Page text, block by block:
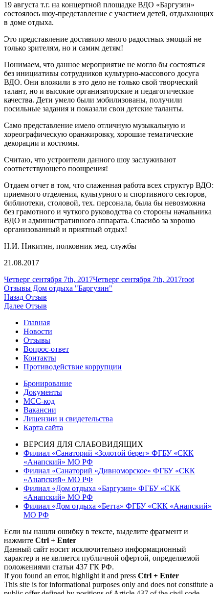
19 августа т.г. на концертной площадке ВДО «Баргузин»
состоялось шоу-представление с участием детей, отдыхающих
в доме отдыха.
Это представление доставило много радостных эмоций не
только зрителям, но и самим детям!
Понимаем, что данное мероприятие не могло бы состояться
без инициативы сотрудников культурно-массового досуга
ВДО. Они вложили в это дело не только свой творческий
талант, но и высокие организаторские и педагогические
качества. Дети умело были мобилизованы, получили
посильные задания и показали свои детские таланты.
Само представление имело отличную музыкальную и
хореографическую оранжировку, хорошие тематические
декорации и костюмы.
Считаю, что устроители данного шоу заслуживают
соответствующего поощрения!
Отдаем отчет в том, что слаженная работа всех структур ВДО:
приемного отделения, культурного и спортивного секторов,
библиотеки, столовой, тех. персонала, была бы невозможна
без грамотного и чуткого руководства со стороны начальника
ВДО и административного аппарата. Спасибо за хорошо
организованный и приятный отдых!
Н.И. Никитин, полковник мед. службы
21.08.2017
Опубликовано
Четверг сентября 7th, 2017Четверг сентября 7th, 2017Автор
root
Отзывы Дом отдыха "Баргузин"
Навигация
по
записям
Назад Предыдущая
запись:
Отзыв
Далее Следующая
Отзыв
Главная
Новости
Отзывы
Вопрос-ответ
Контакты
Противодействие коррупции
Бронирование
Документы
МСС-код
Вакансии
Лицензии и свидетельства
Карта сайта
ВЕРСИЯ ДЛЯ СЛАБОВИДЯЩИХ
Филиал «Санаторий «Золотой берег» ФГБУ «СКК
«Анапский» МО РФ
Филиал «Санаторий «Дивноморское» ФГБУ «СКК
«Анапский» МО РФ
Филиал «Дом отдыха «Баргузин» ФГБУ «СКК
«Анапский» МО РФ
Филиал «Дом отдыха «Бетта» ФГБУ «СКК «Анапский»
МО РФ
Если вы нашли ошибку в тексте, выделите фрагмент и
нажмите Ctrl + Enter
Данный сайт носит исключительно информационный
характер и не является публичной офертой, определяемой
положениями статьи 437 ГК РФ.
If you found an error, highlight it and press Ctrl + Enter
This site is for informational purposes only and does not constitute a